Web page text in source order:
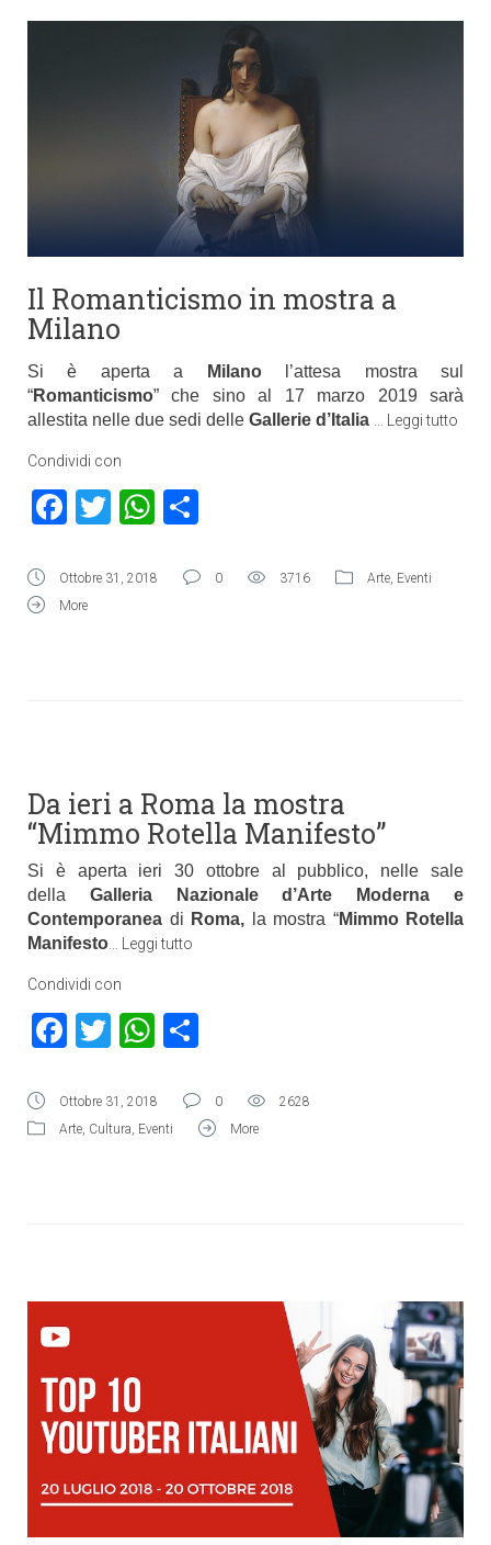
Il Romanticismo in mostra a
Milano
Si è aperta a Milano
l’attesa mostra sul
“Romanticismo” che sino al 17 marzo 2019 sarà
allestita nelle due sedi delle Gallerie d’Italia Leggi tutto
Condividi con
Facebook
TwitterWhatsApp
Ottobre 31, 2018 0 3716 Arte, Eventi
More
Da ieri a Roma la mostra
“Mimmo Rotella Manifesto”
Si è aperta ieri 30 ottobre al pubblico, nelle sale
della Galleria Nazionale d’Arte Moderna e
Contemporanea di Roma, la mostra “Mimmo Rotella
Manifesto
Leggi tutto
Condividi con
Facebook
TwitterWhatsApp
Ottobre 31, 2018 0
2628
Arte, Cultura, Eventi More